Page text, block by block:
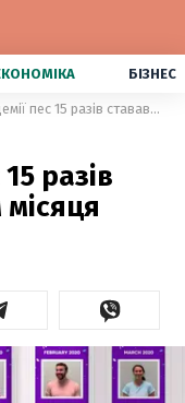
БІЗНЕС
Під час пандемії пес 15 разів ставав працівником місяця
разів